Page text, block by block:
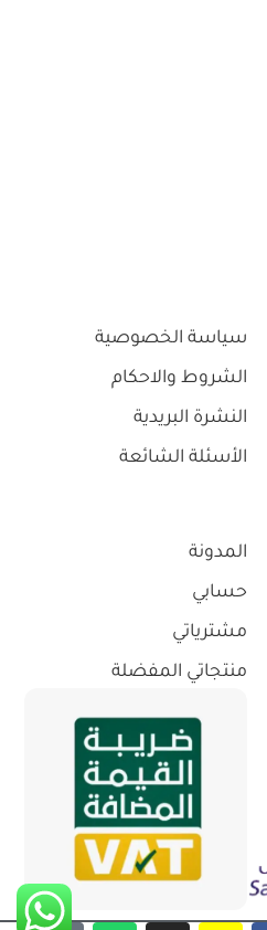
سياسة الخصوصية
الشروط والاحكام
النشرة البريدية
الأسئلة الشائعة
المدونة
حسابي
مشترياتي
منتجاتي المفضلة